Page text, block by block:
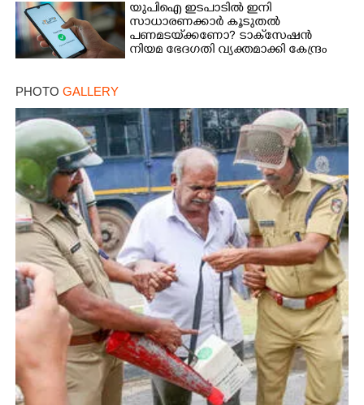
യുപിഐ ഇടപാടിൽ ഇനി
സാധാരണക്കാർ കൂടുതൽ
പണമടയ്‌ക്കണോ?​ ടാക്‌സേഷൻ
നിയമ ഭേദഗതി വ്യക്തമാക്കി കേന്ദ്രം
PHOTO GALLERY